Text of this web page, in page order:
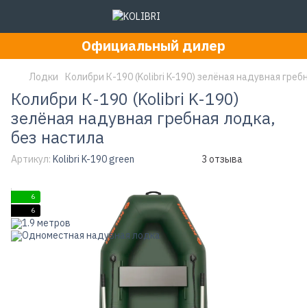
Официальный дилер
Лодки Колибри К-190 (Kolibri K-190) зелёная надувная
Колибри К-190 (Kolibri K-190)
зелёная надувная гребная лодка,
без настила
Артикул: Kolibri K-190 green 3 отзыва
6
6